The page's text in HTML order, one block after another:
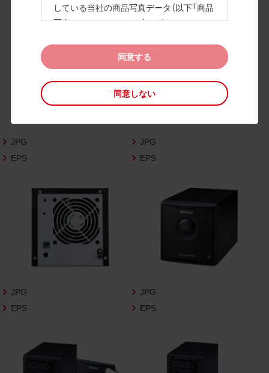
している当社の商品写真データ（以下「商品
写真データ」といいます）のダウンロードお
また、当社は、下記のCAD図データ利用規約
（以下「CAD図データ利用規約」といいます）
に同意いただいたお客様に限定して、本CA
D図ダウンロードページで公開している当
いいます）の利用を許諾いたします。
お客様が「同意する」ボタンをクリックされ
た場合、商品写真データ利用規約及びCAD
みなされます。
なお、商品写真データ利用規約及びCAD図
データ利用規約の記載事項は予告なく変更
されることがあります。各データをダウン
ロードする際には最新の規約をご確認くだ
さいますようお願い申し上げます。
商品写真データ利用規約
等の一切の権利が当社に帰属することに同
同意する
同意しない
高画質画像
JPG
EPS
JPG
EPS
JPG
EPS
JPG
EPS